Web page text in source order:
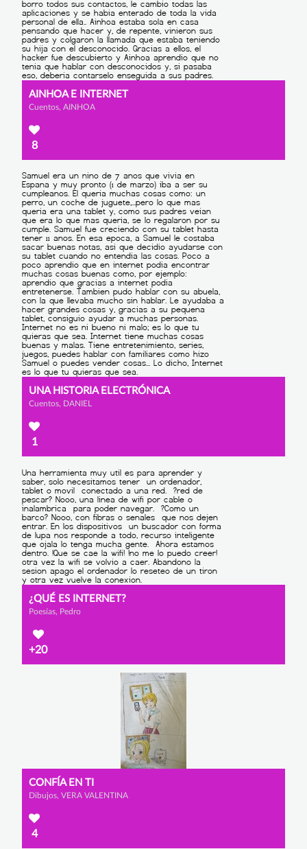
AINHOA E INTERNET
Cuentos, AINHOA
8
UNA HISTORIA ELECTRÓNICA
Cuentos, DANIEL
1
¿QUÉ ES INTERNET?
Poesías, Pedro
+20
CONFÍA EN TI
Dibujos, VERA VALENTINA
4